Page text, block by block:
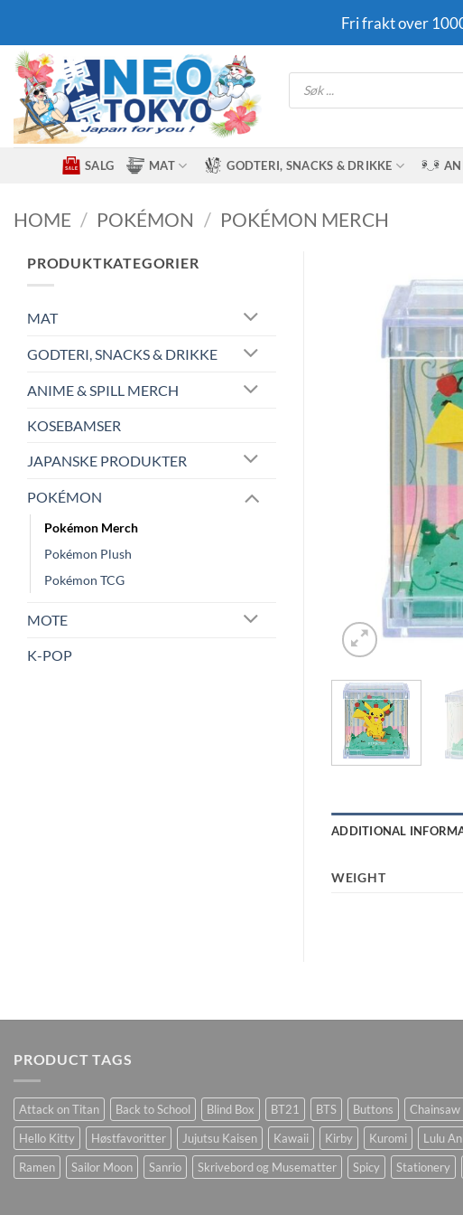
content
Fri frakt over
Products
search
SALG MAT GODTERI, SNACKS & DRIKKE
HOME / POKÉMON / POKÉMON MERCH
PRODUKTKATEGORIER
MAT
GODTERI, SNACKS & DRIKKE
ANIME & SPILL MERCH
KOSEBAMSER
JAPANSKE PRODUKTER
POKÉMON
Pokémon Merch
Pokémon Plush
Pokémon TCG
MOTE
K-POP
ADDITIONAL
WEIGHT
PRODUCT TAGS
Attack on Titan Back to School Blind Box BT21 BTS Buttons
Hello Kitty
Høstfavoritter Jujutsu Kaisen Kawaii Kirby Kuromi Lulu
Ramen
Sailor Moon Sanrio Skrivebord og Musematter Spicy Stationery